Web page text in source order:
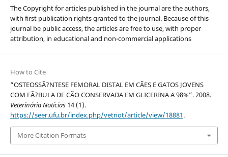
The Copyright for articles published in the journal are the authors,
with first publication rights granted to the journal. Because of this
journal be public access, the articles are free to use, with proper
attribution, in educational and non-commercial applications
How to Cite
“OSTEOSSÃ?NTESE FEMORAL DISTAL EM CÃES E GATOS JOVENS
COM FÃ?BULA DE CÃO CONSERVADA EM GLICERINA A 98%”. 2008.
Veterinária Notícias14 (1).
https://seer.ufu.br/index.php/vetnot/article/view/18881.
More Citation Formats